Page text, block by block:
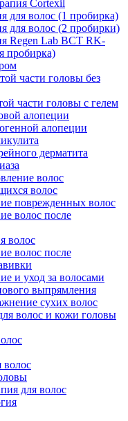
Cortexil
для волос (1 пробирка)
для волос (2 пробирки)
Regen Lab BCT RK-
пробирка)
части головы без
части головы с гелем
алопеции
алопеции
дерматита
волос
волос
поврежденных волос
волос после
волос
волос после
и уход за волосами
выпрямления
сухих волос
волос и кожи головы
волос
для волос